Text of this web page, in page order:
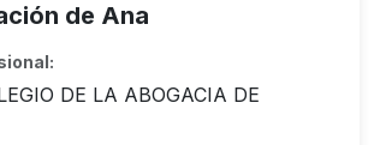
de Ana
DE LA ABOGACIA DE